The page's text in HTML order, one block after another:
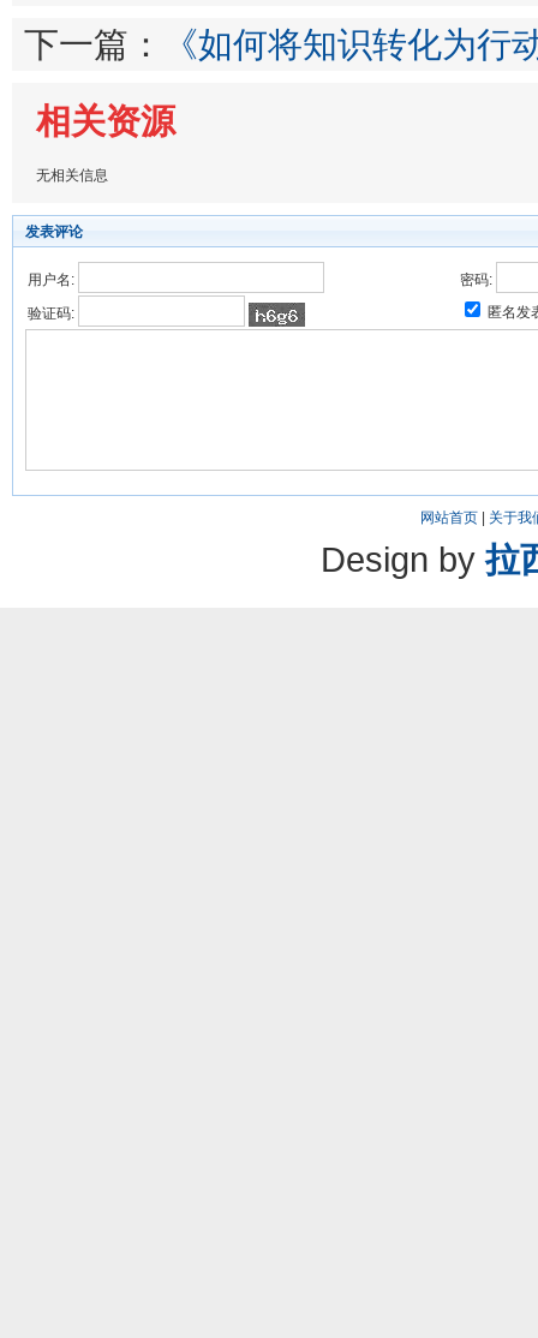
下一篇：
《如何将知识转化为行
相关资源
无相关信息
发表评论
用户名:
密码:
验证码:
匿名发
网站首页| 关于我
Design by拉